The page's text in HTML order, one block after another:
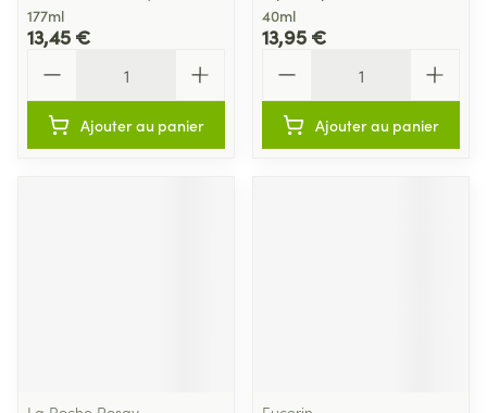
177ml
13,45 €
Ajouter au panier
40ml
13,95 €
Ajouter au panier